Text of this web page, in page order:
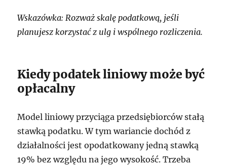
Wskazówka: Rozważ skalę podatkową, jeśli
planujesz korzystać z ulg i wspólnego rozliczenia.
Kiedy podatek liniowy może być
opłacalny
Model liniowy przyciąga przedsiębiorców stałą
stawką podatku. W tym wariancie dochód z
działalności jest opodatkowany jedną stawką
19% bez względu na jego wysokość. Trzeba